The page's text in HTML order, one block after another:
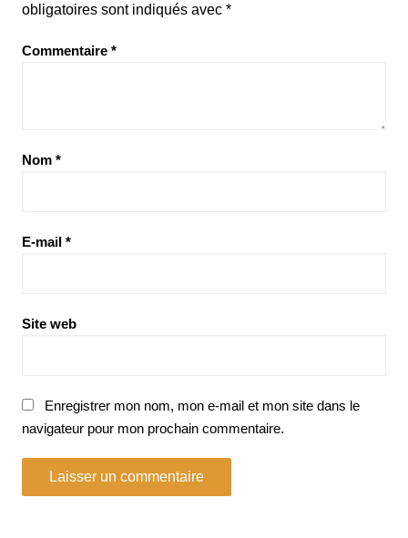
obligatoires sont indiqués avec *
Commentaire *
Nom *
E-mail *
Site web
Enregistrer mon nom, mon e-mail et mon site dans le
navigateur pour mon prochain commentaire.